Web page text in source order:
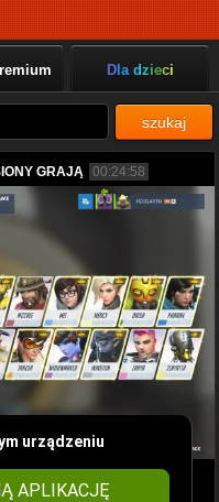
Dla dzieci
szukaj
GRAJĄ 00:24:58
urządzeniu
APLIKACJĘ